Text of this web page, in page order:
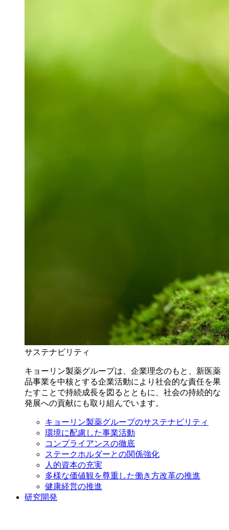
サステナビリティ
キョーリン製薬グループは、企業理念のもと、新医薬
品事業を中核とする企業活動により社会的な責任を果
たすことで持続成長を図るとともに、社会の持続的な
発展への貢献にも取り組んでいます。
キョーリン製薬グループのサステナビリティ
環境に配慮した事業活動
コンプライアンスの徹底
ステークホルダーとの関係強化
人的資本の充実
多様な価値観を尊重した働き方改革の推進
健康経営の推進
研究開発